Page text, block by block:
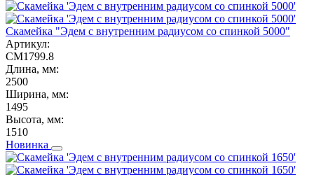
Скамейка "Эдем с внутренним радиусом со спинкой 5000"
Артикул:
СМ1799.8
Длина, мм:
2500
Ширина, мм:
1495
Высота, мм:
1510
Новинка